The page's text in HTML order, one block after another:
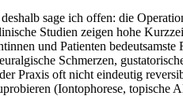
‌sage ich offen: die
Studien ‌zeigen hohe
und Patienten bedeutsamste
Schmerzen,
⁢Praxis oft nicht​ eindeutig‍
(Iontophorese,